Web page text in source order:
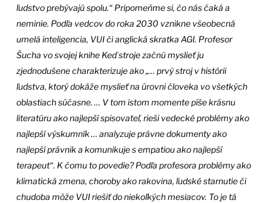
ľudstvo prebývajú spolu.“ Pripomeňme si, čo nás čaká a
neminie. Podľa vedcov do roka 2030 vznikne všeobecná
umelá inteligencia, VUI či anglická skratka AGI. Profesor
Šucha vo svojej knihe Keď stroje začnú myslieť ju
zjednodušene charakterizuje ako „… prvý stroj v histórii
ľudstva, ktorý dokáže myslieť na úrovni človeka vo všetkých
oblastiach súčasne. … V tom istom momente píše krásnu
literatúru ako najlepší spisovateľ, rieši vedecké problémy ako
najlepší výskumník … analyzuje právne dokumenty ako
najlepší právnik a komunikuje s empatiou ako najlepší
terapeut“. K čomu to povedie? Podľa profesora problémy ako
klimatická zmena, choroby ako rakovina, ľudské starnutie či
chudoba môže VUI riešiť do niekoľkých mesiacov. To je tá